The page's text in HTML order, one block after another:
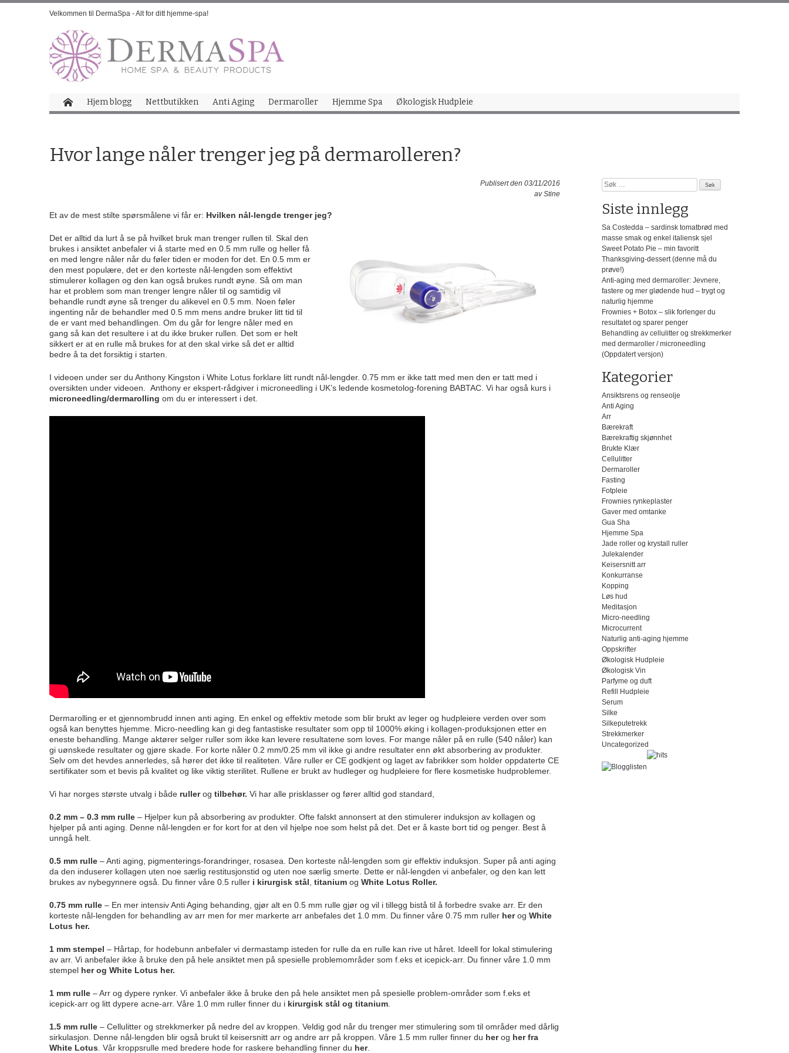
Velkommen til DermaSpa - Alt for ditt hjemme-spa!
Hjem blogg Nettbutikken Anti Aging Dermaroller Hjemme Spa Økologisk Hudpleie
Hvor lange nåler trenger jeg på dermarolleren?
Publisert den 03/11/2016
avStine
Et av de mest stilte spørsmålene vi får er: Hvilken nål-lengde trenger jeg?
Det er alltid da lurt å se på hvilket bruk man trenger rullen til. Skal den
brukes i ansiktet anbefaler vi å starte med en 0.5 mm rulle og heller få
en med lengre nåler når du føler tiden er moden for det. En 0.5 mm er
den mest populære, det er den korteste nål-lengden som effektivt
stimulerer kollagen og den kan også brukes rundt øyne. Så om man
har et problem som man trenger lengre nåler til og samtidig vil
behandle rundt øyne så trenger du alikevel en 0.5 mm. Noen føler
ingenting når de behandler med 0.5 mm mens andre bruker litt tid til
de er vant med behandlingen. Om du går for lengre nåler med en
gang så kan det resultere i at du ikke bruker rullen. Det som er helt
sikkert er at en rulle må brukes for at den skal virke så det er alltid
bedre å ta det forsiktig i starten.
I videoen under ser du Anthony Kingston i White Lotus forklare litt rundt nål-lengder. 0.75 mm er ikke tatt med men den er tatt med i
oversikten under videoen. Anthony er ekspert-rådgiver i microneedling i UK’s ledende kosmetolog-forening BABTAC. Vi har også kurs i
microneedling/dermarolling om du er interessert i det.
Dermarolling er et gjennombrudd innen anti aging. En enkel og effektiv metode som blir brukt av leger og hudpleiere verden over som
også kan benyttes hjemme. Micro-needling kan gi deg fantastiske resultater som opp til 1000% øking i kollagen-produksjonen etter en
eneste behandling. Mange aktører selger ruller som ikke kan levere resultatene som loves. For mange nåler på en rulle (540 nåler) kan
gi uønskede resultater og gjøre skade. For korte nåler 0.2 mm/0.25 mm vil ikke gi andre resultater enn økt absorbering av produkter.
Selv om det hevdes annerledes, så hører det ikke til realiteten. Våre ruller er CE godkjent og laget av fabrikker som holder oppdaterte CE
sertifikater som et bevis på kvalitet og like viktig sterilitet. Rullene er brukt av hudleger og hudpleiere for flere kosmetiske hudproblemer.
Vi har norges største utvalg i både rullerog tilbehør. Vi har alle prisklasser og fører alltid god standard,
0.2 mm – 0.3 mm rulle – Hjelper kun på absorbering av produkter. Ofte falskt annonsert at den stimulerer induksjon av kollagen og
hjelper på anti aging. Denne nål-lengden er for kort for at den vil hjelpe noe som helst på det. Det er å kaste bort tid og penger. Best å
unngå helt.
0.5 mm rulle – Anti aging, pigmenterings-forandringer, rosasea. Den korteste nål-lengden som gir effektiv induksjon. Super på anti aging
da den induserer kollagen uten noe særlig restitusjonstid og uten noe særlig smerte. Dette er nål-lengden vi anbefaler, og den kan lett
brukes av nybegynnere også. Du finner våre 0.5 ruller i kirurgisk stål titanium og White Lotus Roller.
0.75 mm rulle – En mer intensiv Anti Aging behanding, gjør alt en 0.5 mm rulle gjør og vil i tillegg bistå til å forbedre svake arr. Er den
korteste nål-lengden for behandling av arr men for mer markerte arr anbefales det 1.0 mm. Du finner våre 0.75 mm ruller herog White
Lotus her.
1 mm stempel – Hårtap, for hodebunn anbefaler vi dermastamp isteden for rulle da en rulle kan rive ut håret. Ideell for lokal stimulering
av arr. Vi anbefaler ikke å bruke den på hele ansiktet men på spesielle problemområder som f.eks et icepick-arr. Du finner våre 1.0 mm
stempel herog White Lotus her.
1 mm rulle – Arr og dypere rynker. Vi anbefaler ikke å bruke den på hele ansiktet men på spesielle problem-områder som f.eks et
icepick-arr og litt dypere acne-arr. Våre 1.0 mm ruller finner du i kirurgisk stål og titanium
1.5 mm rulle – Cellulitter og strekkmerker på nedre del av kroppen. Veldig god når du trenger mer stimulering som til områder med dårlig
sirkulasjon. Denne nål-lengden blir også brukt til keisersnitt arr og andre arr på kroppen. Våre 1.5 mm ruller finner du herog her fra
White Lotus . Vår kroppsrulle med bredere hode for raskere behandling finner du her.
Søk
etter:
Siste innlegg
Sa Costedda – sardinsk tomatbrød med
masse smak og enkel italiensk sjel
Sweet Potato Pie – min favoritt
Thanksgiving-dessert (denne må du
prøve!)
Anti-aging med dermaroller: Jevnere,
fastere og mer glødende hud – trygt og
naturlig hjemme
Frownies + Botox – slik forlenger du
resultatet og sparer penger
Behandling av cellulitter og strekkmerker
med dermaroller / microneedling
(Oppdatert versjon)
Kategorier
Ansiktsrens og renseolje
Anti Aging
Arr
Bærekraft
Bærekraftig skjønnhet
Brukte Klær
Cellulitter
Dermaroller
Fasting
Fotpleie
Frownies rynkeplaster
Gaver med omtanke
Gua Sha
Hjemme Spa
Jade roller og krystall ruller
Julekalender
Keisersnitt arr
Konkurranse
Kopping
Løs hud
Meditasjon
Micro-needling
Microcurrent
Naturlig anti-aging hjemme
Oppskrifter
Økologisk Hudpleie
Økologisk Vin
Parfyme og duft
Refill Hudpleie
Serum
Silke
Silkeputetrekk
Strekkmerker
Uncategorized